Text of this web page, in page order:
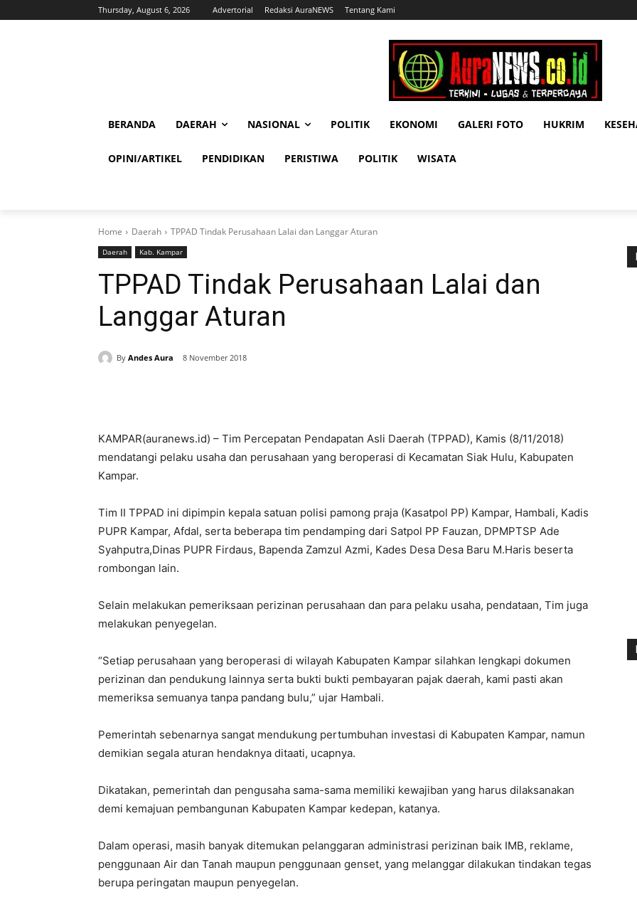
Thursday, August 6, 2026 Advertorial Redaksi AuraNEWS Tentang Kami
BERANDA DAERAH NASIONAL POLITIK EKONOMI GALERI FOTO HUKRIM
OPINI/ARTIKEL PENDIDIKAN PERISTIWA POLITIK WISATA
Home Daerah TPPAD Tindak Perusahaan Lalai dan Langgar Aturan
Daerah Kab. Kampar
TPPAD Tindak Perusahaan Lalai dan
Langgar Aturan
By Andes Aura 8 November 2018
KAMPAR(auranews.id) – Tim Percepatan Pendapatan Asli Daerah (TPPAD), Kamis (8/11/2018)
mendatangi pelaku usaha dan perusahaan yang beroperasi di Kecamatan Siak Hulu, Kabupaten
Kampar.
Tim II TPPAD ini dipimpin kepala satuan polisi pamong praja (Kasatpol PP) Kampar, Hambali, Kadis
PUPR Kampar, Afdal, serta beberapa tim pendamping dari Satpol PP Fauzan, DPMPTSP Ade
Syahputra,Dinas PUPR Firdaus, Bapenda Zamzul Azmi, Kades Desa Desa Baru M.Haris beserta
rombongan lain.
Selain melakukan pemeriksaan perizinan perusahaan dan para pelaku usaha, pendataan, Tim juga
melakukan penyegelan.
“Setiap perusahaan yang beroperasi di wilayah Kabupaten Kampar silahkan lengkapi dokumen
perizinan dan pendukung lainnya serta bukti bukti pembayaran pajak daerah, kami pasti akan
memeriksa semuanya tanpa pandang bulu,” ujar Hambali.
Pemerintah sebenarnya sangat mendukung pertumbuhan investasi di Kabupaten Kampar, namun
demikian segala aturan hendaknya ditaati, ucapnya.
Dikatakan, pemerintah dan pengusaha sama-sama memiliki kewajiban yang harus dilaksanakan
demi kemajuan pembangunan Kabupaten Kampar kedepan, katanya.
Dalam operasi, masih banyak ditemukan pelanggaran administrasi perizinan baik IMB, reklame,
penggunaan Air dan Tanah maupun penggunaan genset, yang melanggar dilakukan tindakan tegas
berupa peringatan maupun penyegelan.